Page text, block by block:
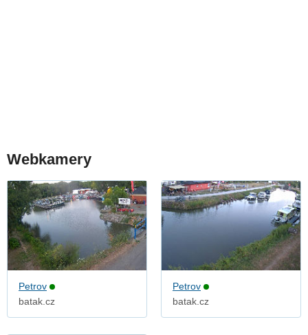
Webkamery
Petrov
batak.cz
Petrov
batak.cz